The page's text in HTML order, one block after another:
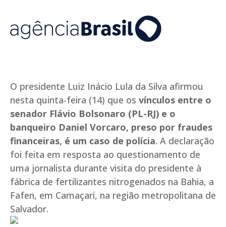
O presidente Luiz Inácio Lula da Silva afirmou
nesta quinta-feira (14) que os vínculos entre o
senador Flávio Bolsonaro (PL-RJ) e o
banqueiro Daniel Vorcaro, preso por fraudes
financeiras, é um caso de polícia. A declaração
foi feita em resposta ao questionamento de
uma jornalista durante visita do presidente à
fábrica de fertilizantes nitrogenados na Bahia, a
Fafen, em Camaçari, na região metropolitana de
Salvador.